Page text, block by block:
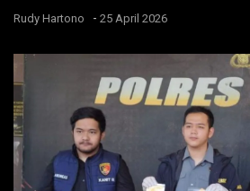
Rudy Hartono - 25 April 2026